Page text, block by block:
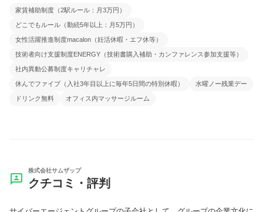
家賃補助制度（2駅ルール：月3万円）
どこでもルール（勤続5年以上：月5万円）
女性活躍推進制度macalon（妊活休暇・エフ休等）
技術者向け支援制度ENERGY（技術書購入補助・カンファレンス参加支援等）
社内異動公募制度キャリチャレ
休んでファイブ（入社3年目以上に毎年5日間の特別休暇） 水曜ノー残業デー
ドリンク無料 オフィス内マッサージルーム
株式会社サムザップ
クチコミ・評判